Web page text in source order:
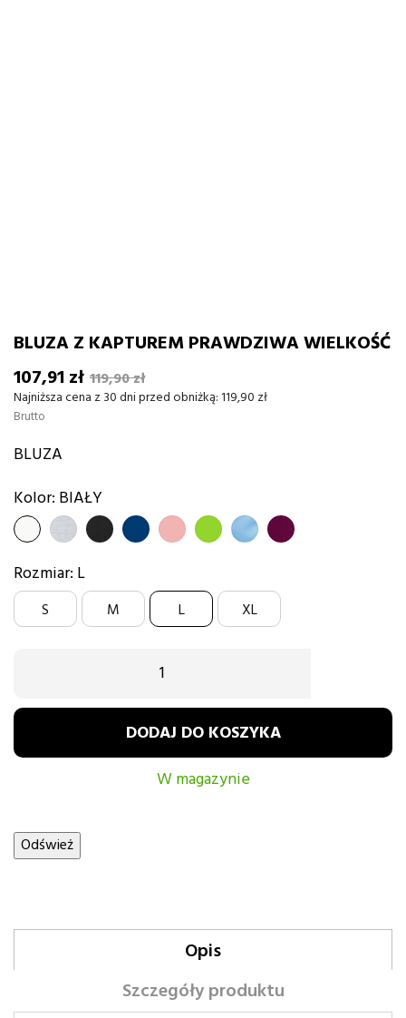
BLUZA Z KAPTUREM PRAWDZIWA WIELKOŚĆ
107,91 zł 119,90 zł
Najniższa cena z 30 dni przed obniżką:119,90 zł
Brutto
BLUZA
Kolor: BIAŁY
BIAŁY SZARYCZARNYGRANATOWY
PUDROWY
Zielonybłękitnyburgund
Rozmiar: L
S M L XL
DODAJ DO KOSZYKA
W magazynie
Opis
Szczegóły produktu